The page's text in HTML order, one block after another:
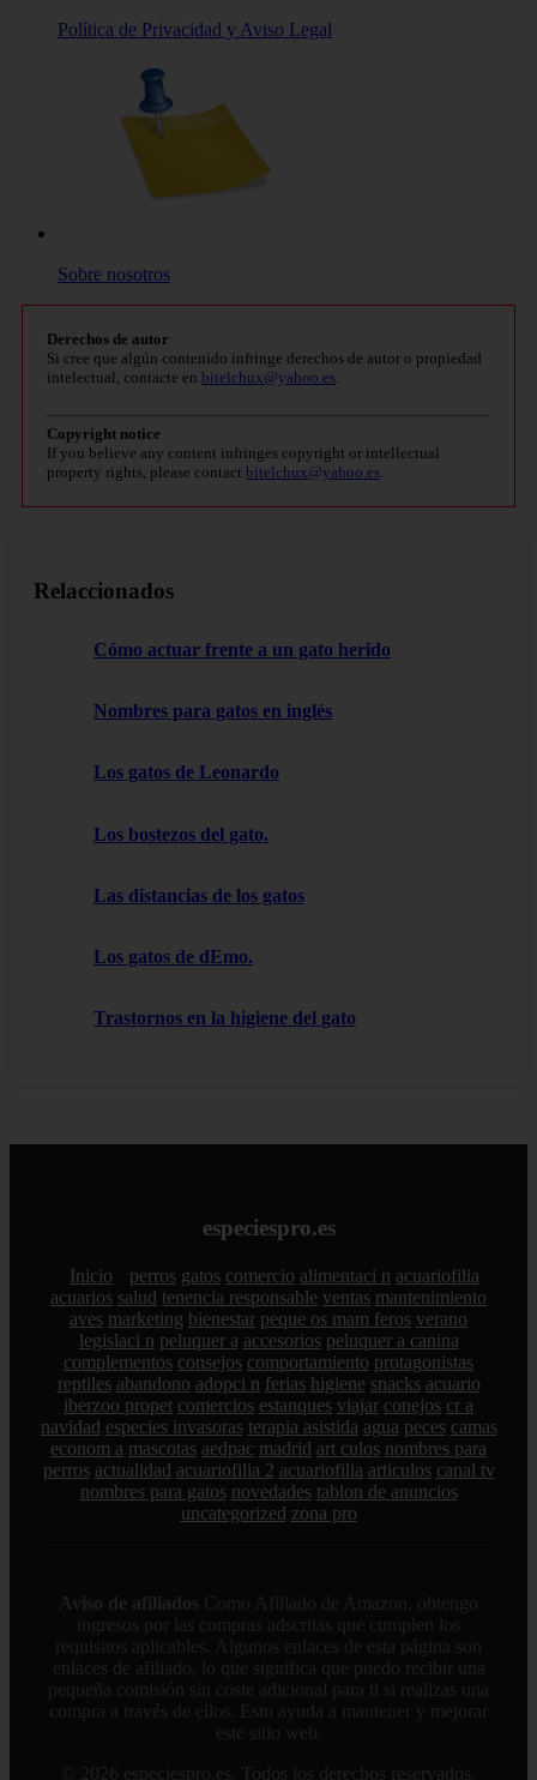
Política de Privacidad y Aviso Legal
Sobre nosotros
Derechos de autor
Si cree que algún contenido infringe derechos de autor o propiedad
intelectual, contacte en bitelchux@yahoo.es.
Copyright notice
If you believe any content infringes copyright or intellectual
property rights, please contact bitelchux@yahoo.es.
Relaccionados
Cómo actuar frente a un gato herido
Nombres para gatos en inglés
Los gatos de Leonardo
Los bostezos del gato.
Las distancias de los gatos
Los gatos de dEmo.
Trastornos en la higiene del gato
especiespro.es
Inicio perros gatos comercio alimentaci n acuariofilia
acuarios salud tenencia responsable ventas mantenimiento
aves marketing bienestar peque os mam feros verano
legislaci n peluquer a accesorios peluquer a canina
complementos consejos comportamiento protagonistas
reptiles abandono adopci n ferias higiene snacks acuario
iberzoo propet comercios estanques viajar conejos cr a
navidad especies invasoras terapia asistida agua peces camas
econom a mascotas aedpac madrid art culos nombres para
perros actualidad acuariofilia 2 acuariofilia articulos canal tv
nombres para gatos novedades tablon de anuncios
uncategorized zona pro
Aviso de afiliados Como Afiliado de Amazon, obtengo
ingresos por las compras adscritas que cumplen los
requisitos aplicables. Algunos enlaces de esta página son
enlaces de afiliado, lo que significa que puedo recibir una
pequeña comisión sin coste adicional para ti si realizas una
compra a través de ellos. Esto ayuda a mantener y mejorar
este sitio web.
© 2026 especiespro.es. Todos los derechos reservados.